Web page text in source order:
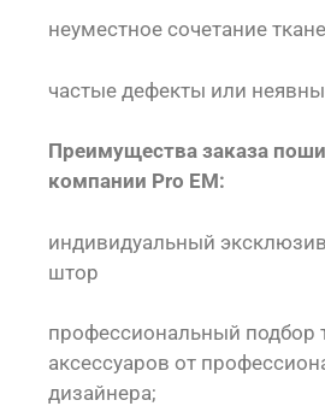
неуместное сочетание
частые дефекты или
Преимущества заказа
компании Pro EM:
индивидуальный
штор
профессиональный подбор
аксессуаров от
дизайнера;